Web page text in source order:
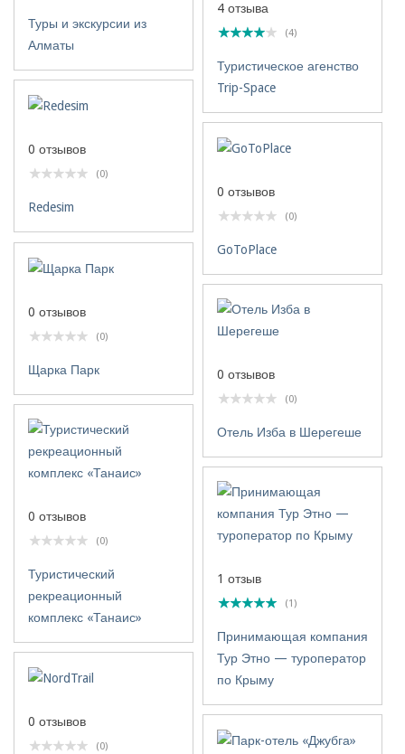
Туры и экскурсии из
Алматы
4 отзыва
(4)
Туристическое агенство
Trip-Space
0 отзывов
(0)
Redesim
0 отзывов
(0)
GoToPlace
0 отзывов
(0)
Щарка Парк 0 отзывов
(0)
Отель Изба в Шерегеше
0 отзывов
(0)
Туристический
рекреационный
комплекс «Танаис»
1 отзыв
(1)
Принимающая компания
Тур Этно — туроператор
по Крыму
0 отзывов
(0)